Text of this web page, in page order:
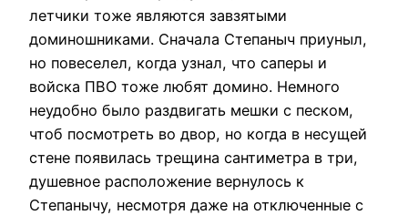
летчики тоже являются завзятыми
доминошниками. Сначала Степаныч приуныл,
но повеселел, когда узнал, что саперы и
войска ПВО тоже любят домино. Немного
неудобно было раздвигать мешки с песком,
чтоб посмотреть во двор, но когда в несущей
стене появилась трещина сантиметра в три,
душевное расположение вернулось к
Степанычу, несмотря даже на отключенные с